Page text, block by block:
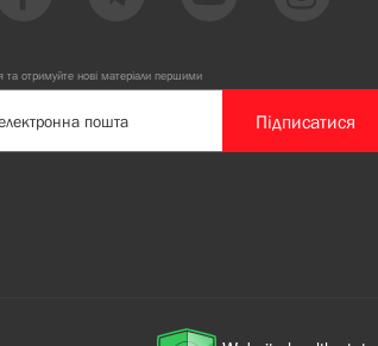
та отримуйте нові матеріали першими
Підписатися